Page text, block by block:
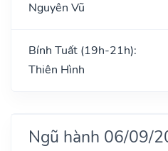
Nguyên Vũ
Bính Tuất (19h-21h):
Thiên Hình
Ngũ hành 06/09/